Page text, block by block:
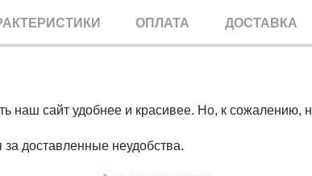
ОПЛАТА ДОСТАВКА
наш сайт удобнее и красивее. Но, к сожалению,
доставленные неудобства.